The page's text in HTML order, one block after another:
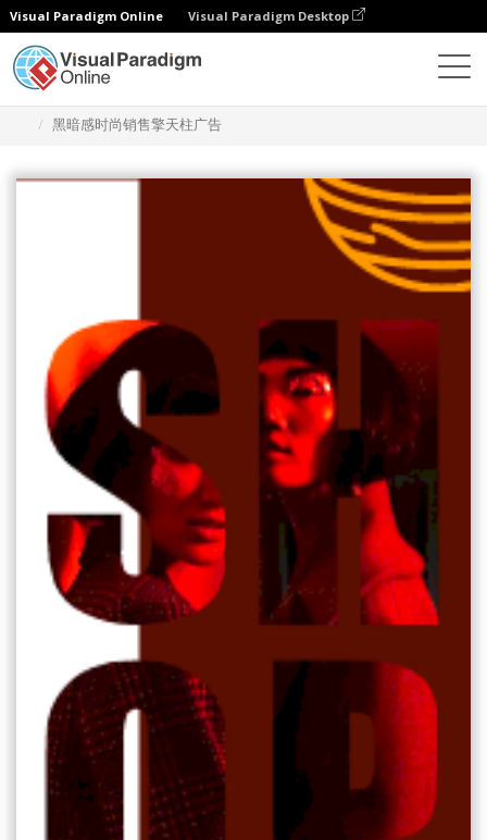
Visual Paradigm Online Visual Paradigm Desktop
黑暗感时尚销售擎天柱广告